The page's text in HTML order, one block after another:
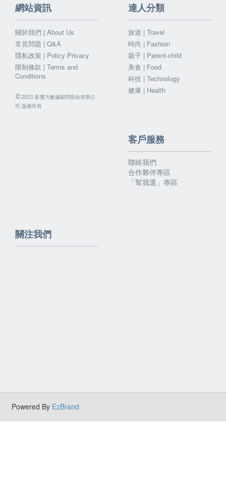
網站資訊
關於我們 | About Us
常見問題 | Q&A
隱私政策 | Policy Privacy
限制條款 | Terms and
Conditions
©2021 影響力數據顧問股份有限公
司.版權所有
達人分類
旅遊 | Travel
時尚 | Fashion
親子 | Parent-child
美食 | Food
科技 | Technology
健康 | Health
客戶服務
聯絡我們
合作夥伴專區
「幫我選」專區
關注我們
Powered By EzBrand